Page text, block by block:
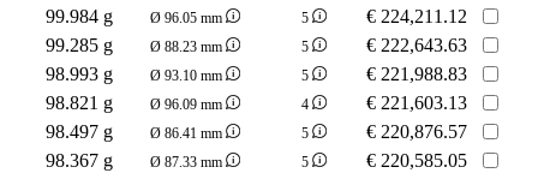
99.984 g
Ø 96.05 mm 5 € 224,211.12
99.285 g
Ø 88.23 mm 5 € 222,643.63
98.993 g
Ø 93.10 mm 5 € 221,988.83
98.821 g
Ø 96.09 mm 4 € 221,603.13
98.497 g
Ø 86.41 mm 5 € 220,876.57
98.367 g
Ø 87.33 mm 5 € 220,585.05